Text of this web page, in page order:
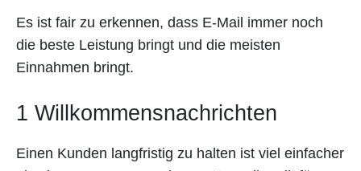
Es ist fair zu erkennen, dass E-Mail immer noch
die beste Leistung bringt und die meisten
Einnahmen bringt.
1 Willkommensnachrichten
Einen Kunden langfristig zu halten ist viel einfacher